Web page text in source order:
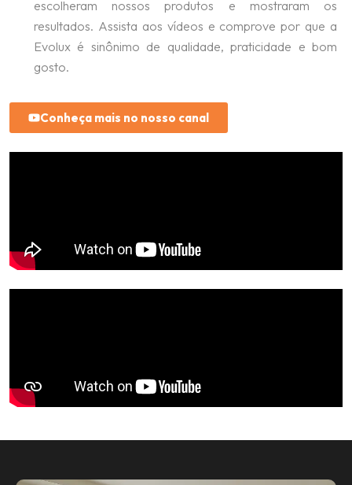
escolheram nossos produtos e mostraram os
resultados. Assista aos vídeos e comprove por que a
Evolux é sinônimo de qualidade, praticidade e bom
gosto.
Conheça mais no nosso canal